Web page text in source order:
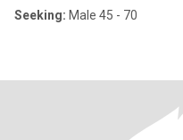
Seeking: Male 45 - 70